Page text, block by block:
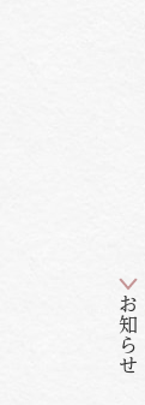
お知らせ